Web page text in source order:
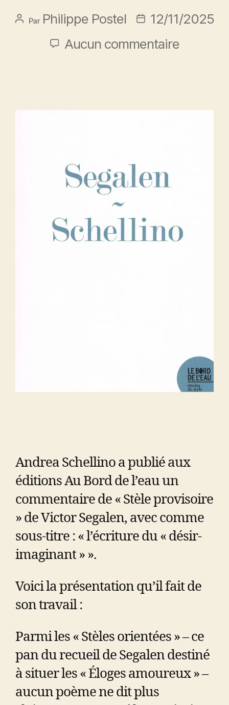
Par Philippe Postel
12/11/2025
Aucun commentaire
Andrea Schellino a publié aux
éditions Au Bord de l’eau un
commentaire de « Stèle provisoire
» de Victor Segalen, avec comme
sous-titre : « l’écriture du « désir-
imaginant » ».
Voici la présentation qu’il fait de
son travail :
Parmi les « Stèles orientées » – ce
pan du recueil de Segalen destiné
à situer les « Éloges amoureux » –
aucun poème ne dit plus